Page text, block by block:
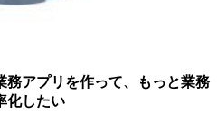
務アプリを作って、もっと業務
化したい